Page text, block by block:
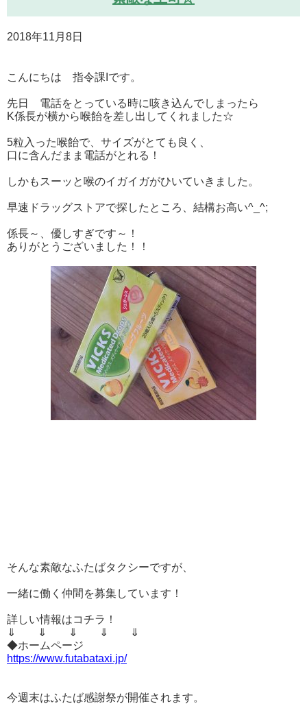
2018年11月8日
こんにちは 指令課Iです。
先日 電話をとっている時に咳き込んでしまったら
K係長が横から喉飴を差し出してくれました☆
5粒入った喉飴で、サイズがとても良く、
口に含んだまま電話がとれる！
しかもスーッと喉のイガイガがひいていきました。
早速ドラッグストアで探したところ、結構お高い^_^;
係長～、優しすぎです～！
ありがとうございました！！
そんな素敵なふたばタクシーですが、
一緒に働く仲間を募集しています！
詳しい情報はコチラ！
⇓ ⇓ ⇓ ⇓ ⇓
◆ホームページ
https://www.futabataxi.jp/
今週末はふたば感謝祭が開催されます。